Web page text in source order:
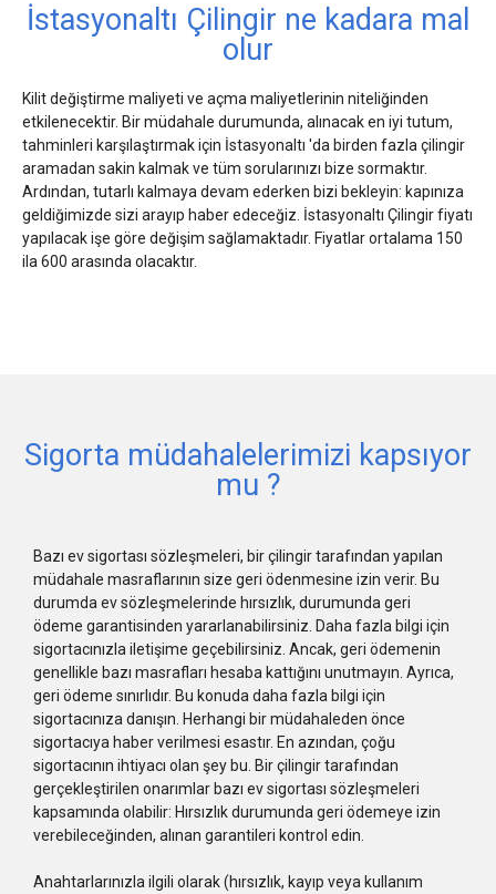
İstasyonaltı Çilingir ne kadara mal
olur
Kilit değiştirme maliyeti ve açma maliyetlerinin niteliğinden
etkilenecektir. Bir müdahale durumunda, alınacak en iyi tutum,
tahminleri karşılaştırmak için İstasyonaltı 'da birden fazla çilingir
aramadan sakin kalmak ve tüm sorularınızı bize sormaktır.
Ardından, tutarlı kalmaya devam ederken bizi bekleyin: kapınıza
geldiğimizde sizi arayıp haber edeceğiz. İstasyonaltı Çilingir fiyatı
yapılacak işe göre değişim sağlamaktadır. Fiyatlar ortalama 150
ila 600 arasında olacaktır.
Sigorta müdahalelerimizi kapsıyor
mu ?
Bazı ev sigortası sözleşmeleri, bir çilingir tarafından yapılan
müdahale masraflarının size geri ödenmesine izin verir. Bu
durumda ev sözleşmelerinde hırsızlık, durumunda geri
ödeme garantisinden yararlanabilirsiniz. Daha fazla bilgi için
sigortacınızla iletişime geçebilirsiniz. Ancak, geri ödemenin
genellikle bazı masrafları hesaba kattığını unutmayın. Ayrıca,
geri ödeme sınırlıdır. Bu konuda daha fazla bilgi için
sigortacınıza danışın. Herhangi bir müdahaleden önce
sigortacıya haber verilmesi esastır. En azından, çoğu
sigortacının ihtiyacı olan şey bu. Bir çilingir tarafından
gerçekleştirilen onarımlar bazı ev sigortası sözleşmeleri
kapsamında olabilir: Hırsızlık durumunda geri ödemeye izin
verebileceğinden, alınan garantileri kontrol edin.
Anahtarlarınızla ilgili olarak (hırsızlık, kayıp veya kullanım